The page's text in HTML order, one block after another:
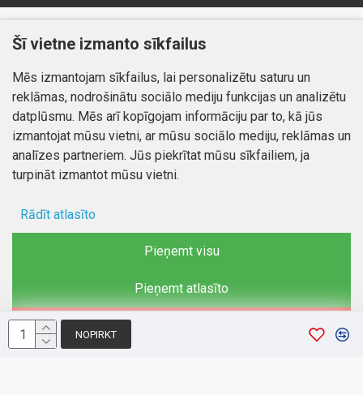
NOPIRKT
Klientiem
Kontakti
Preču atgriešana
Mans profils
Mans profils
Pasūtījumi
Piegāde un apmaksa
Atteikuma tiesības
Privātuma politika
Kontakti
Autortiesības © 2026, www.autobode.lv, Visas tiesības
Šī vietne izmanto sīkfailus
Mēs izmantojam sīkfailus, lai personalizētu saturu un
reklāmas, nodrošinātu sociālo mediju funkcijas un analizētu
datplūsmu. Mēs arī kopīgojam informāciju par to, kā jūs
izmantojat mūsu vietni, ar mūsu sociālo mediju, reklāmas un
analīzes partneriem. Jūs piekrītat mūsu sīkfailiem, ja
turpināt izmantot mūsu vietni.
Rādīt atlasīto
Reklāmas personalizēšana
Pieņemt visu
Pieņemt atlasīto